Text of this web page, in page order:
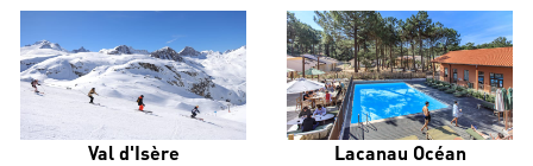
Val d'Isère Lacanau Océan